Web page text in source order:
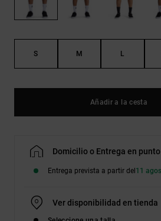
respuestas a
las
más
frecuentes y
Consultar
S M L
Añadir a la cesta
Domicilio o Entrega en
Entrega prevista a partir del11
Ver disponibilidad en tienda